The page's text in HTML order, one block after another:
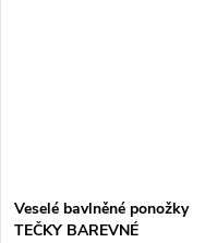
Veselé bavlněné ponožky
TEČKY BAREVNÉ